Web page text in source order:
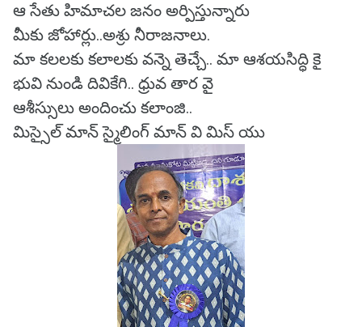
ఆ సేతు హిమాచల జనం అర్పిస్తున్నారు
మీకు జోహార్లు..అశ్రు నీరాజనాలు.
మా కలలకు కలాలకు వన్నె తెచ్చే.. మా ఆశయసిద్ధి కై
భువి నుండి దివికేగి.. ధ్రువ తార వై
ఆశీస్సులు అందించు కలాంజి..
మిస్సైల్ మాన్ స్మైలింగ్ మాన్ వి మిస్ యు